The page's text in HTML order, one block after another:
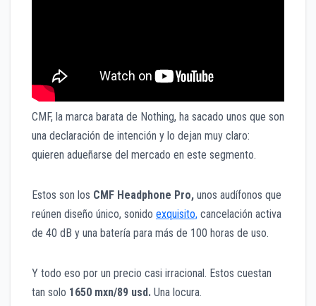
CMF, la marca barata de Nothing, ha sacado unos que son
una declaración de intención y lo dejan muy claro:
quieren adueñarse del mercado en este segmento.
Estos son los CMF Headphone Pro, unos audífonos que
reúnen diseño único, sonido exquisito, cancelación activa
de 40 dB y una batería para más de 100 horas de uso.
Y todo eso por un precio casi irracional. Estos cuestan
tan solo 1650 mxn/89 usd. Una locura.